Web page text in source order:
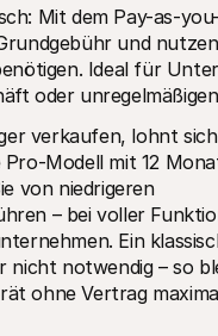
Mit dem Pay-as-
und
Ideal für
oder
verkaufen, lohnt
Modell mit 12
von niedrigeren
– bei voller
Ein
nicht notwendig – so
ohne Vertrag